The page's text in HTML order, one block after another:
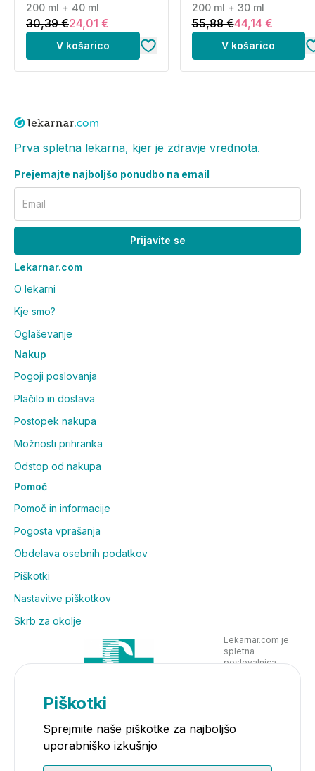
200 ml + 40 ml
30,39 €24,01 €
V košarico
(200 ml + 30 ml)
200 ml + 30 ml
55,88 €44,14 €
V košarico
Prva spletna lekarna, kjer je zdravje vrednota.
Prejemajte najboljšo ponudbo na email
Email
Prijavite se
Lekarnar.com
O lekarni
Kje smo?
Oglaševanje
Nakup
Pogoji poslovanja
Plačilo in dostava
Postopek nakupa
Možnosti prihranka
Odstop od nakupa
Pomoč
Pomoč in informacije
Pogosta vprašanja
Obdelava osebnih podatkov
Piškotki
Nastavitve piškotkov
Skrb za okolje
Lekarnar.com je
spletna
poslovalnica
Piškotki
Sprejmite naše piškotke za najboljšo
uporabniško izkušnjo